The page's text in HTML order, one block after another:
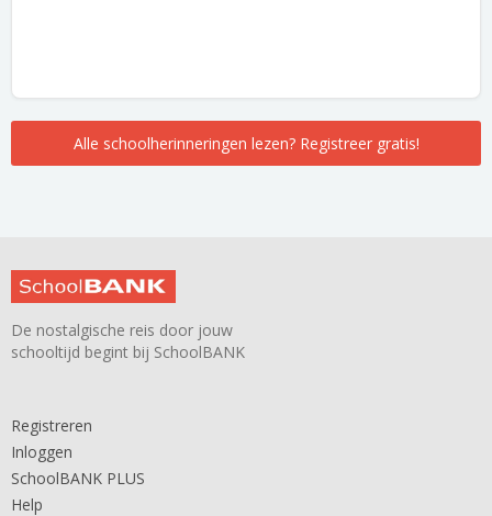
Alle schoolherinneringen lezen? Registreer gratis!
De nostalgische reis door jouw
schooltijd begint bij SchoolBANK
Registreren
Inloggen
SchoolBANK PLUS
Help